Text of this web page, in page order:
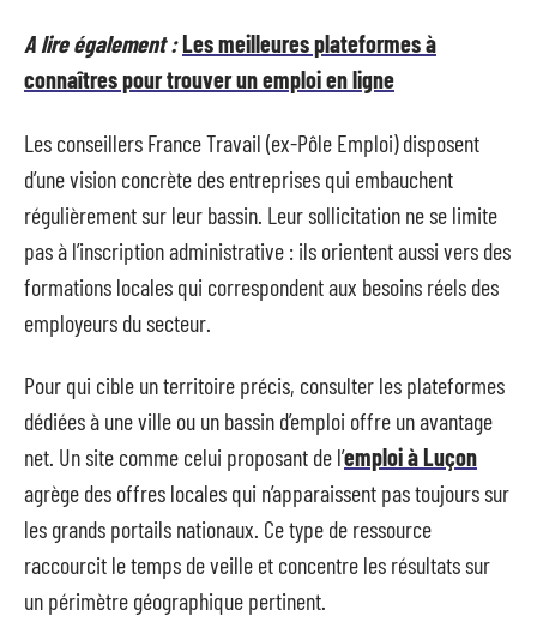
A lire également :Les meilleures plateformes à
connaîtres pour trouver un emploi en ligne
Les conseillers France Travail (ex-Pôle Emploi) disposent
d’une vision concrète des entreprises qui embauchent
régulièrement sur leur bassin. Leur sollicitation ne se limite
pas à l’inscription administrative : ils orientent aussi vers des
formations locales qui correspondent aux besoins réels des
employeurs du secteur.
Pour qui cible un territoire précis, consulter les plateformes
dédiées à une ville ou un bassin d’emploi offre un avantage
net. Un site comme celui proposant de l’emploi à Luçon
agrège des offres locales qui n’apparaissent pas toujours sur
les grands portails nationaux. Ce type de ressource
raccourcit le temps de veille et concentre les résultats sur
un périmètre géographique pertinent.